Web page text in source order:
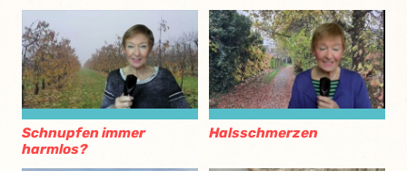
Schnupfen immer
harmlos?
Halsschmerzen